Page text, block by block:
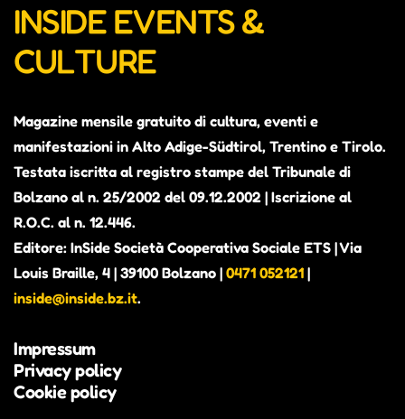
INSIDE EVENTS &
CULTURE
Magazine mensile gratuito di cultura, eventi e
manifestazioni in Alto Adige-Südtirol, Trentino e Tirolo.
Testata iscritta al registro stampe del Tribunale di
Bolzano al n. 25/2002 del 09.12.2002 | Iscrizione al
R.O.C. al n. 12.446.
Editore: InSide Società Cooperativa Sociale ETS | Via
Louis Braille, 4 | 39100 Bolzano | 0471 052121 |
inside@inside.bz.it.
Impressum
Privacy policy
Cookie policy